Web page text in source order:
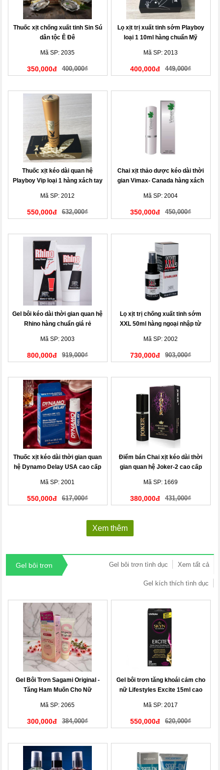
Thuốc xịt chống xuất tinh Sin Sú
dân tộc Ê Đê
Mã SP: 2035
350,000đ 400,000₫
Lọ xịt trị xuất tinh sớm Playboy
loại 1 10ml hàng chuẩn Mỹ
Mã SP: 2013
400,000đ 449,000₫
Thuốc xịt kéo dài quan hệ
Playboy Vip loại 1 hàng xách tay
Mã SP: 2012
550,000đ 632,000₫
Chai xịt thảo dược kéo dài thời
gian Vimax- Canada hàng xách
Mã SP: 2004
350,000đ 450,000₫
Gel bôi kéo dài thời gian quan hệ
Rhino hàng chuẩn giá rẻ
Mã SP: 2003
800,000đ 919,000₫
Lọ xịt trị chống xuất tinh sớm
XXL 50ml hàng ngoại nhập từ
Mã SP: 2002
730,000đ 903,000₫
Thuốc xịt kéo dài thời gian quan
hệ Dynamo Delay USA cao cấp
Mã SP: 2001
550,000đ 617,000₫
Điểm bán Chai xịt kéo dài thời
gian quan hệ Joker-2 cao cấp
Mã SP: 1669
380,000đ 431,000₫
Xem thêm
Gel bôi trơn Xem tất cả
Gel bôi trơn tình dục
Gel kích thích tình dục
Gel Bôi Trơn Sagami Original -
Tăng Ham Muốn Cho Nữ
Mã SP: 2065
300,000đ 384,000₫
Gel bôi trơn tăng khoái cảm cho
nữ Lifestyles Excite 15ml cao
Mã SP: 2017
550,000đ 620,000₫